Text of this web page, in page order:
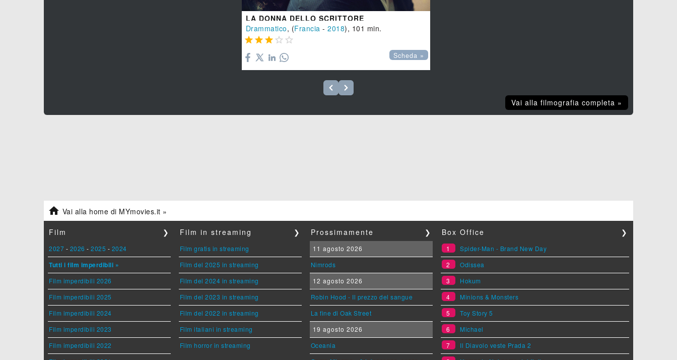
LA DONNA DELLO SCRITTORE
Drammatico, (Francia -2018), 101 min.
    
Scheda »
Vai alla filmografia completa »
 Vai alla home di MYmovies.it »
Film ❯
2027 - 2026 - 2025 - 2024
Tutti i film imperdibili »
Film imperdibili 2026
Film imperdibili 2025
Film imperdibili 2024
Film imperdibili 2023
Film imperdibili 2022
Film in streaming ❯
Film gratis in streaming
Film del 2025 in streaming
Film del 2024 in streaming
Film del 2023 in streaming
Film del 2022 in streaming
Film italiani in streaming
Film horror in streaming
Prossimamente ❯
11 agosto 2026
Nimrods
12 agosto 2026
Robin Hood - Il prezzo del sangue
La fine di Oak Street
19 agosto 2026
Oceania
Box Office ❯
1
Spider-Man - Brand New Day
2
Odissea
3
Hokum
4
Minions & Monsters
5
Toy Story 5
6
Michael
7
Il Diavolo veste Prada 2